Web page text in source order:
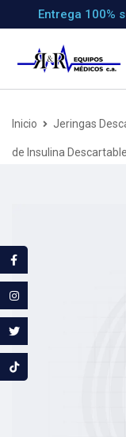
Entrega 100%
Inicio Jeringas
de Insulina